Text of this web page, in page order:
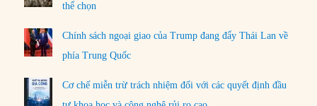
thể chọn
Chính sách ngoại giao của Trump đang đẩy Thái Lan về
phía Trung Quốc
Cơ chế miễn trừ trách nhiệm đối với các quyết định đầu